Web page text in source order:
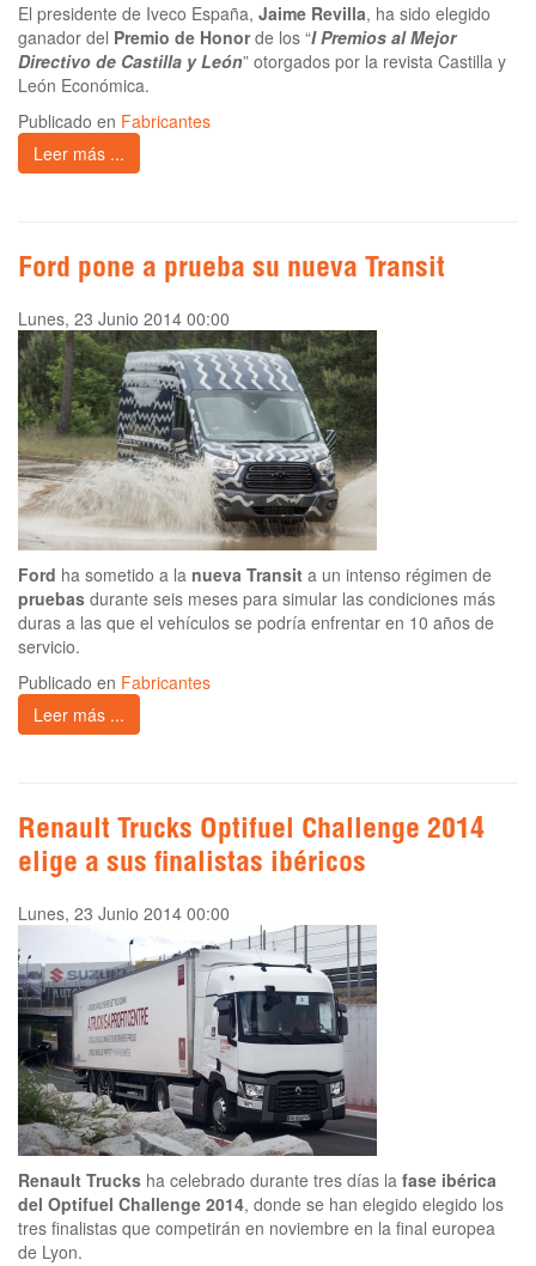
El presidente de Iveco España, Jaime Revilla, ha sido elegido
ganador del Premio de Honorde los “I Premios al Mejor
Directivo de Castilla y León” otorgados por la revista Castilla y
León Económica.
Publicado en Fabricantes
Leer más ...
Ford pone a prueba su nueva Transit
Lunes, 23 Junio 2014 00:00
Ford ha sometido a la nueva Transit a un intenso régimen de
pruebas durante seis meses para simular las condiciones más
duras a las que el vehículos se podría enfrentar en 10 años de
servicio.
Publicado en Fabricantes
Leer más ...
Renault Trucks Optifuel Challenge 2014
elige a sus finalistas ibéricos
Lunes, 23 Junio 2014 00:00
Renault Trucks ha celebrado durante tres días la fase ibérica
del Optifuel Challenge 2014, donde se han elegido elegido los
tres finalistas que competirán en noviembre en la final europea
de Lyon.